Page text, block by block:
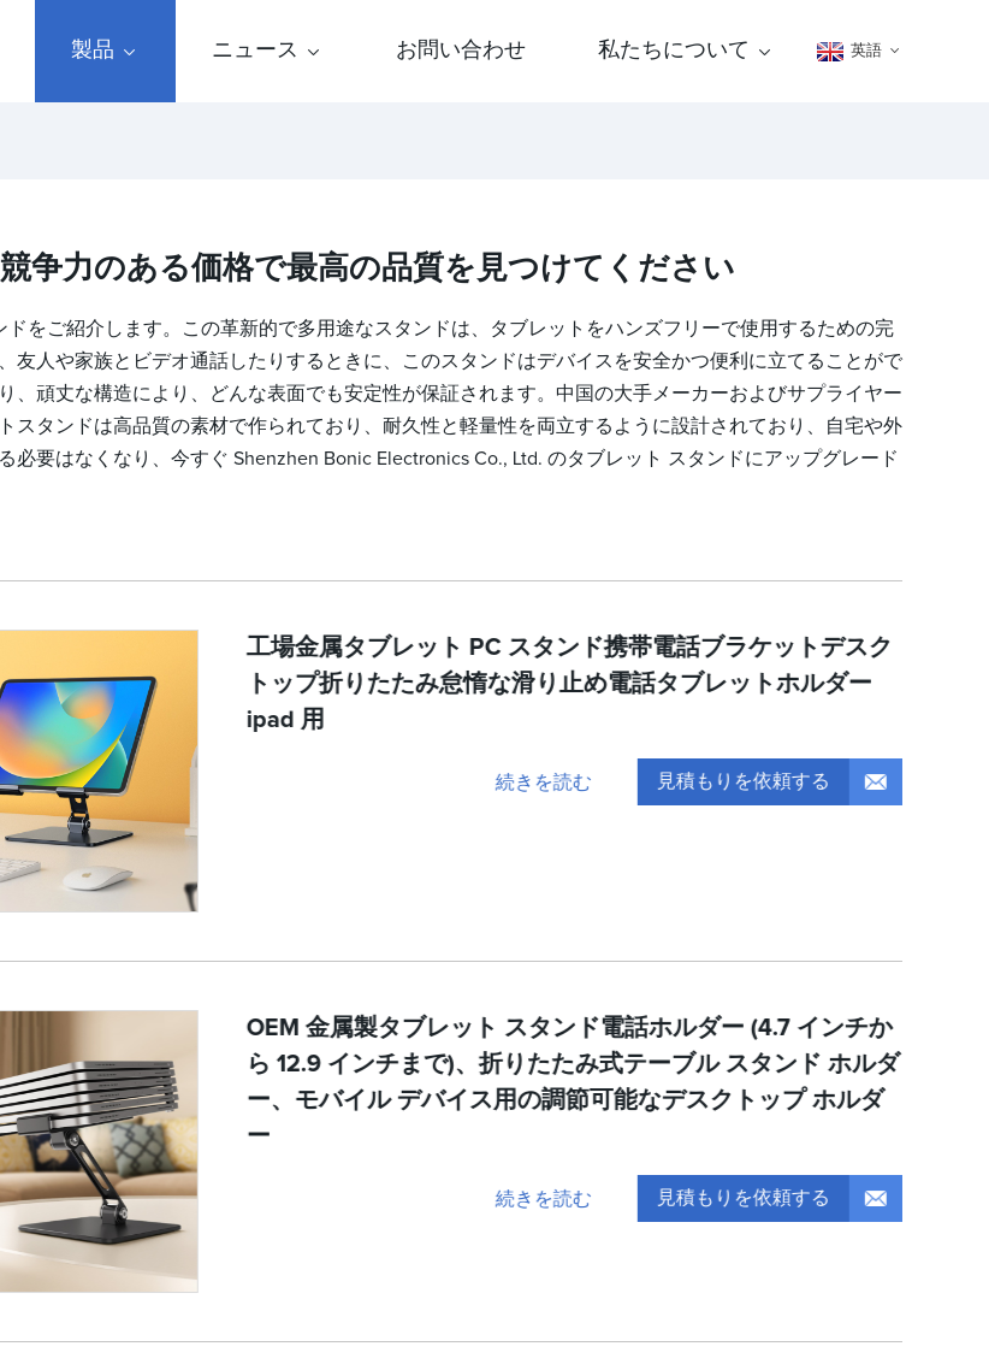
製品 ニュース お問い合わせ 私たちについて 英語
争力のある価格で最高の品質を見つけてください
をご紹介します。この革新的で多用途なスタンドは、タブレットをハンズフリーで使用するための完
友人や家族とビデオ通話したりするときに、このスタンドはデバイスを安全かつ便利に立てることがで
、頑丈な構造により、どんな表面でも安定性が保証されます。中国の大手メーカーおよびサプライヤー
スタンドは高品質の素材で作られており、耐久性と軽量性を両立するように設計されており、自宅や外
要はなくなり、今すぐ Shenzhen Bonic Electronics Co., Ltd. のタブレット スタンドにアップグレード
工場金属タブレット PC スタンド携帯電話ブラケットデスク
トップ折りたたみ怠惰な滑り止め電話タブレットホルダー
ipad 用
続きを読む 見積もりを依頼する
OEM 金属製タブレット スタンド電話ホルダー (4.7 インチか
ら 12.9 インチまで)、折りたたみ式テーブル スタンド ホルダ
ー、モバイル デバイス用の調節可能なデスクトップ ホルダ
ー
続きを読む 見積もりを依頼する